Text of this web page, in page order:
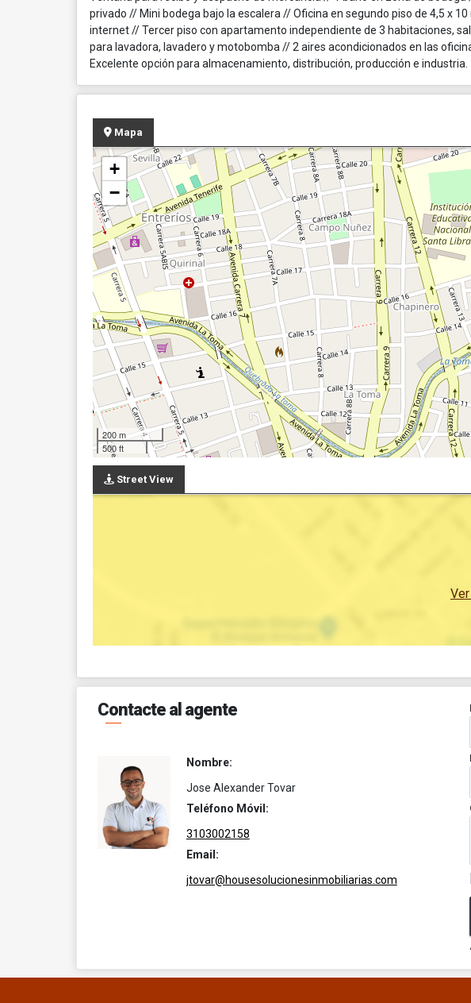
privado // Mini bodega bajo la escalera // Oficina en segundo piso de 4,5 x
internet // Tercer piso con apartamento independiente de 3 habitaciones,
para lavadora, lavadero y motobomba // 2 aires acondicionados en las
Excelente opción para almacenamiento, distribución, producción e industria.
Mapa
+
−
200 m
500 ft
Street View
Contacte al agente
Nombre:
Jose Alexander Tovar
Teléfono Móvil:
3103002158
Email:
jtovar@housesolucionesinmobiliarias.com